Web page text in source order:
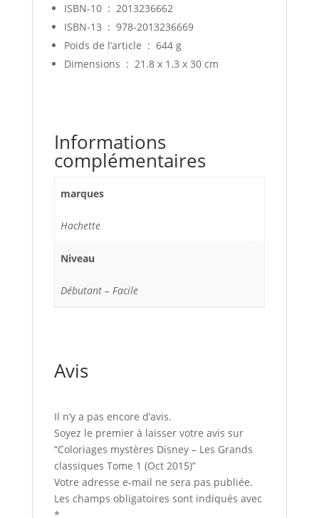
ISBN-10 ‏ : ‎ 2013236662
ISBN-13 ‏ : ‎ 978-2013236669
Poids de l’article ‏ : ‎ 644 g
Dimensions ‏ : ‎ 21.8 x 1.3 x 30 cm
Informations
complémentaires
marques
Hachette
Niveau
Débutant – Facile
Avis
Il n’y a pas encore d’avis.
Soyez le premier à laisser votre avis sur
“Coloriages mystères Disney – Les Grands
classiques Tome 1 (Oct 2015)”
Votre adresse e-mail ne sera pas publiée.
Les champs obligatoires sont indiqués avec
*